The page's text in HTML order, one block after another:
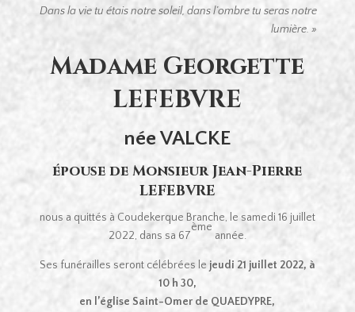
Dans la vie tu étais notre soleil, dans l’ombre tu seras notre
lumière. »
Madame Georgette
LEFEBVRE
née VALCKE
épouse de Monsieur Jean-Pierre
LEFEBVRE
nous a quittés à Coudekerque Branche, le samedi 16 juillet
2022, dans sa 67
ème
année.
Ses funérailles seront célébrées le jeudi 21 juillet 2022, à
10 h 30,
en l’église Saint-Omer de QUAEDYPRE,